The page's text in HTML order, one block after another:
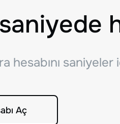
hesabını
Aç